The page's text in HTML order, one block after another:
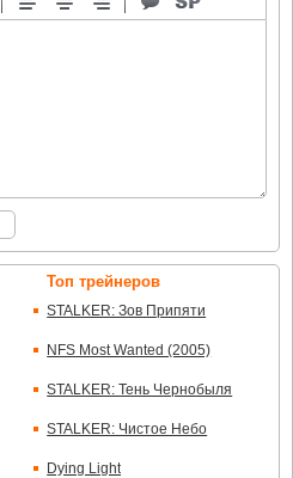
Топ трейнеров
STALKER: Зов Припяти
NFS Most Wanted (2005)
STALKER: Тень Чернобыля
STALKER: Чистое Небо
Dying Light